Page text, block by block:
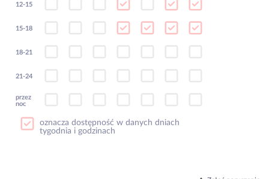
12-15
15-18
18-21
21-24
przez
noc
oznacza dostępność w danych dniach
tygodnia i godzinach